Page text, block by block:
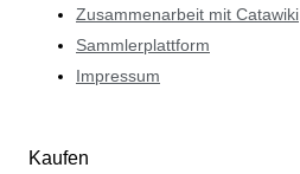
Zusammenarbeit mit Catawiki
Sammlerplattform
Impressum
Kaufen